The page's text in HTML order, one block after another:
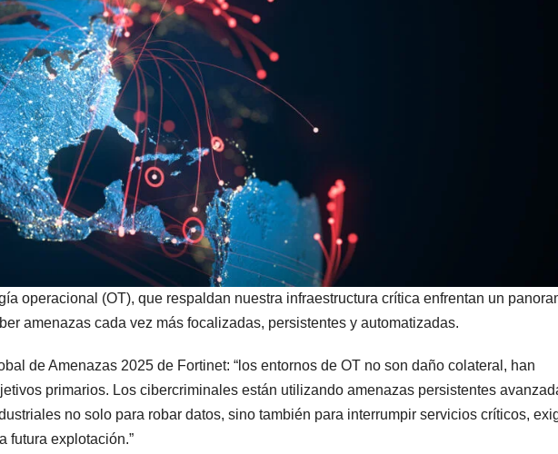
operacional (OT), que respaldan nuestra infraestructura crítica enfrentan un
amenazas cada vez más focalizadas, persistentes y automatizadas.
de Amenazas 2025 de Fortinet: “los entornos de OT no son daño colateral, han
primarios. Los cibercriminales están utilizando amenazas persistentes
no solo para robar datos, sino también para interrumpir servicios críticos,
futura explotación.”